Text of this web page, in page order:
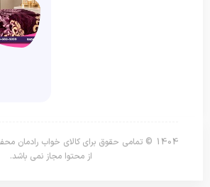
1404 © تمامی حقوق برای کالای خواب رادمان
از محتوا مجاز نمی باشد.